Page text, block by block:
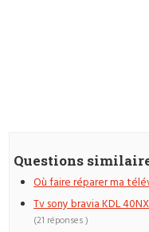
Questions
Où faire réparer ma
Tv sony bravia KDL
(21 réponses )